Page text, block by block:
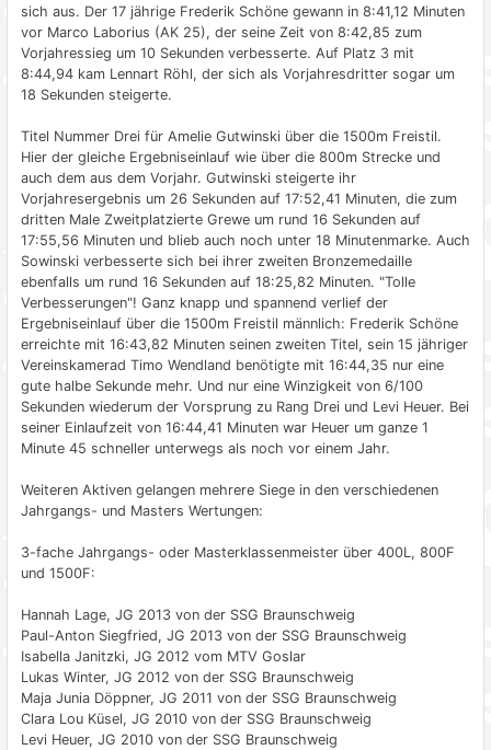
sich aus. Der 17 jährige Frederik Schöne gewann in 8:41,12 Minuten
vor Marco Laborius (AK 25), der seine Zeit von 8:42,85 zum
Vorjahressieg um 10 Sekunden verbesserte. Auf Platz 3 mit
8:44,94 kam Lennart Röhl, der sich als Vorjahresdritter sogar um
18 Sekunden steigerte.
Titel Nummer Drei für Amelie Gutwinski über die 1500m Freistil.
Hier der gleiche Ergebniseinlauf wie über die 800m Strecke und
auch dem aus dem Vorjahr. Gutwinski steigerte ihr
Vorjahresergebnis um 26 Sekunden auf 17:52,41 Minuten, die zum
dritten Male Zweitplatzierte Grewe um rund 16 Sekunden auf
17:55,56 Minuten und blieb auch noch unter 18 Minutenmarke. Auch
Sowinski verbesserte sich bei ihrer zweiten Bronzemedaille
ebenfalls um rund 16 Sekunden auf 18:25,82 Minuten. "Tolle
Verbesserungen"! Ganz knapp und spannend verlief der
Ergebniseinlauf über die 1500m Freistil männlich: Frederik Schöne
erreichte mit 16:43,82 Minuten seinen zweiten Titel, sein 15 jähriger
Vereinskamerad Timo Wendland benötigte mit 16:44,35 nur eine
gute halbe Sekunde mehr. Und nur eine Winzigkeit von 6/100
Sekunden wiederum der Vorsprung zu Rang Drei und Levi Heuer. Bei
seiner Einlaufzeit von 16:44,41 Minuten war Heuer um ganze 1
Minute 45 schneller unterwegs als noch vor einem Jahr.
Weiteren Aktiven gelangen mehrere Siege in den verschiedenen
Jahrgangs- und Masters Wertungen:
3-fache Jahrgangs- oder Masterklassenmeister über 400L, 800F
und 1500F:
Hannah Lage, JG 2013 von der SSG Braunschweig
Paul-Anton Siegfried, JG 2013 von der SSG Braunschweig
Isabella Janitzki, JG 2012 vom MTV Goslar
Lukas Winter, JG 2012 von der SSG Braunschweig
Maja Junia Döppner, JG 2011 von der SSG Braunschweig
Clara Lou Küsel, JG 2010 von der SSG Braunschweig
Levi Heuer, JG 2010 von der SSG Braunschweig